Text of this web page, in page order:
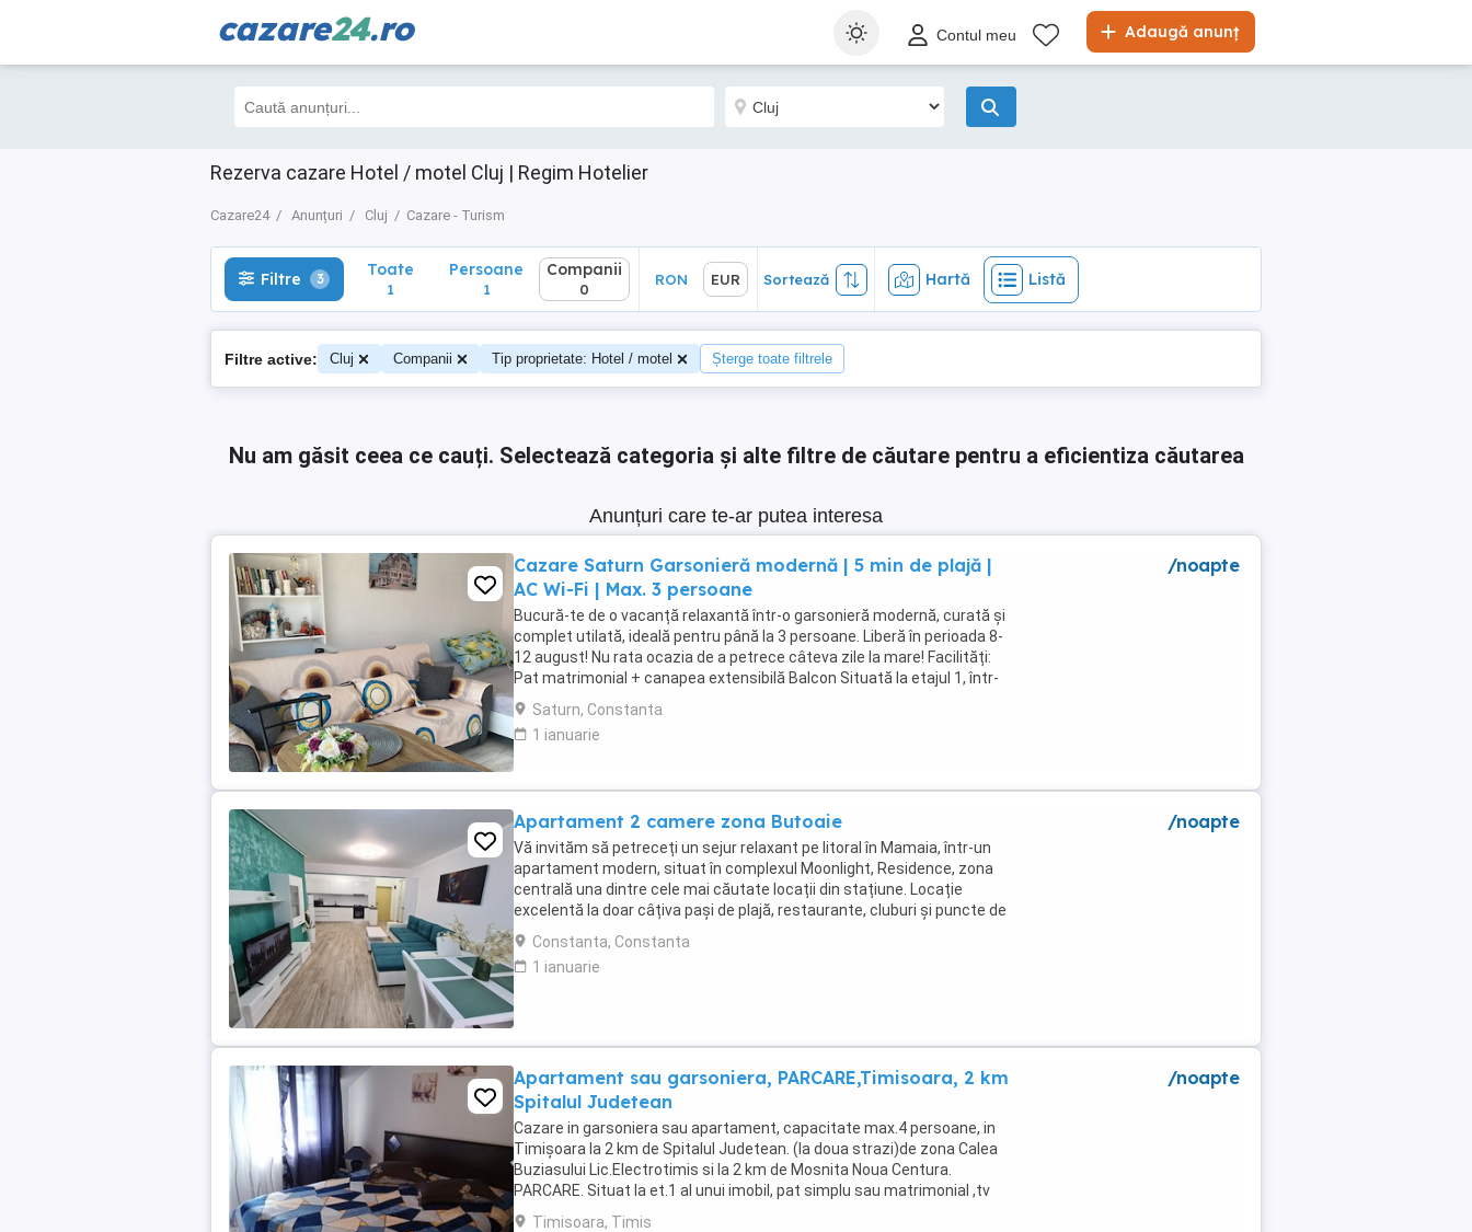
cazare24.ro Adaugă anunț
Contul meu
Rezerva cazare Hotel / motel Cluj | Regim Hotelier
Cazare24 Anunțuri Cluj Cazare - Turism
Filtre 3 Toate
1
Hartă Listă
Filtre 3 Toate
1
Persoane
1
Companii
0
RON EUR Sortează Hartă Listă
Filtre active: Cluj Companii Tip proprietate: Hotel / motel Șterge toate filtrele
Nu am găsit ceea ce cauți. Selectează categoria și alte filtre de căutare pentru a eficientiza căutarea
Anunțuri care te-ar putea interesa
Cazare Saturn Garsonieră modernă | 5 min de plajă |
AC Wi-Fi | Max. 3 persoane
Bucură-te de o vacanță relaxantă într-o garsonieră modernă, curată și
complet utilată, ideală pentru până la 3 persoane. Liberă în perioada 8-
12 august! Nu rata ocazia de a petrece câteva zile la mare! Facilități:
Pat matrimonial + canapea extensibilă Balcon Situată la etajul 1, într-
un imobil ...
Saturn, Constanta
1 ianuarie
/noapte
Apartament 2 camere zona Butoaie
Vă invităm să petreceți un sejur relaxant pe litoral în Mamaia, într-un
apartament modern, situat în complexul Moonlight, Residence, zona
centrală una dintre cele mai căutate locații din stațiune. Locație
excelentă la doar câțiva pași de plajă, restaurante, cluburi și puncte de
atracție. Etaj 8 ...
Constanta, Constanta
1 ianuarie
/noapte
Apartament sau garsoniera, PARCARE,Timisoara, 2 km
Spitalul Judetean
Cazare in garsoniera sau apartament, capacitate max.4 persoane, in
Timișoara la 2 km de Spitalul Judetean. (la doua strazi)de zona Calea
Buziasului Lic.Electrotimis si la 2 km de Mosnita Noua Centura.
PARCARE. Situat la et.1 al unui imobil, pat simplu sau matrimonial ,tv
+wifi , frigider, mașină spălat, ...
Timisoara, Timis
/noapte